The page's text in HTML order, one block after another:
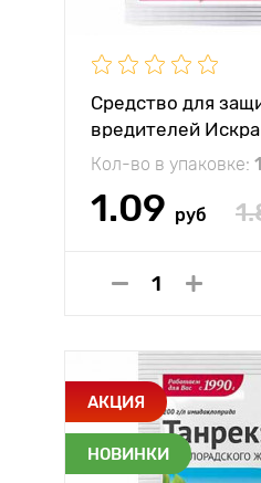
Средство для
вредителей Искра
Кол-во в упаковке:
1.09 руб
АКЦИЯ
НОВИНКИ